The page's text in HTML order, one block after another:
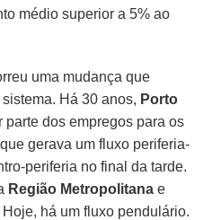
médio superior a 5% ao
uma mudança que
Há 30 anos, Porto
parte dos empregos para os
gerava um fluxo periferia-
periferia no final da tarde.
Região Metropolitana e
há um fluxo pendulário.